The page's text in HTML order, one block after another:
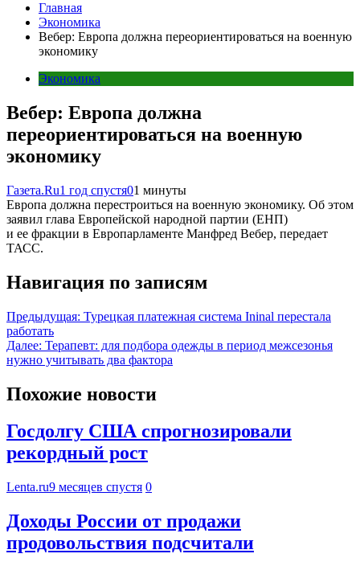
Главная
Экономика
Вебер: Европа должна переориентироваться на военную
экономику
Экономика
Вебер: Европа должна
переориентироваться на военную
экономику
Газета.Ru1 год спустя01 минуты
Европа должна перестроиться на военную экономику. Об этом
заявил глава Европейской народной партии (ЕНП)
и ее фракции в Европарламенте Манфред Вебер, передает
ТАСС.
Навигация по записям
Предыдущая: Турецкая платежная система Ininal перестала
работать
Далее: Терапевт: для подбора одежды в период межсезонья
нужно учитывать два фактора
Похожие новости
Госдолгу США спрогнозировали
рекордный рост
Lenta.ru9 месяцев спустя 0
Доходы России от продажи
продовольствия подсчитали